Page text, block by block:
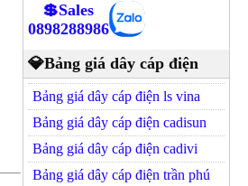
💲Sales
0898288986
💎Bảng giá dây cáp điện
Bảng giá dây cáp điện ls vina
Bảng giá dây cáp điện cadisun
Bảng giá dây cáp điện cadivi
Bảng giá dây cáp điện trần phú